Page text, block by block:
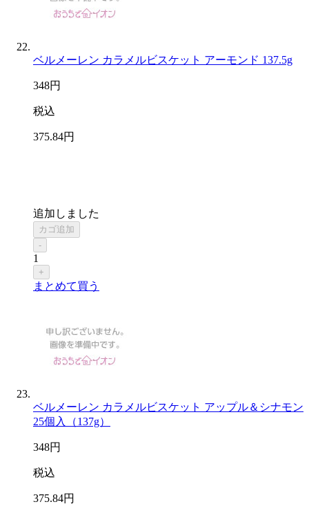
ベルメーレン カラメルビスケット アーモンド 137.5g
348円
税込
375.84円
追加しました
カゴ追加
-
1
+
まとめて買う
ベルメーレン カラメルビスケット アップル＆シナモン
25個入（137g）
348円
税込
375.84円